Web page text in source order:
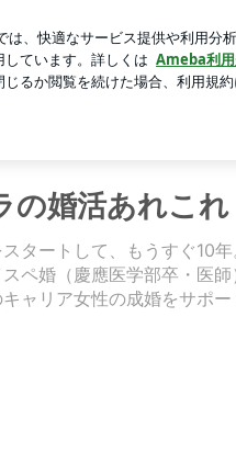
の婚活あれこれ
も後悔すること
婚活あれこれ
タートして、もうすぐ10
ペ婚（慶應医学部卒・医
ャリア女性の成婚をサポー